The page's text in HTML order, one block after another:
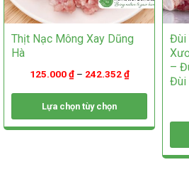
Thịt Nạc Mông Xay Dũng
Hà
125.000₫– 242.352₫
Lựa chọn tùy chọn
Sản
Đùi
–
Đùi
Sản